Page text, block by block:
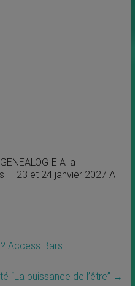
A la
23 et 24 janvier 2027 A
Access Bars
“La puissance de l’être” →